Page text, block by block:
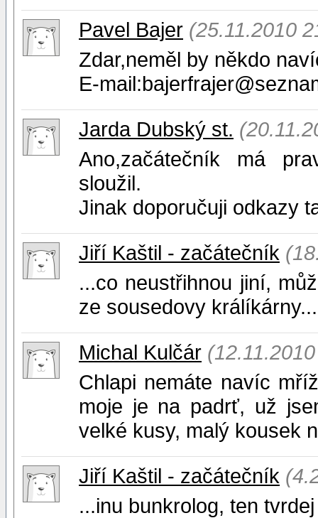
Pavel Bajer (25.11.2010
Zdar,neměl by někdo
E-
Jarda Dubský st.
Ano,začátečník má
sloužil.
Jinak doporučuji odkazy
Jiří Kaštil - začátečník
...co neustřihnou jiní,
ze sousedovy
Michal Kulčár
Chlapi nemáte navíc
moje je na padrť, už
velké kusy, malý kousek
Jiří Kaštil - začátečník
...inu bunkrolog, ten